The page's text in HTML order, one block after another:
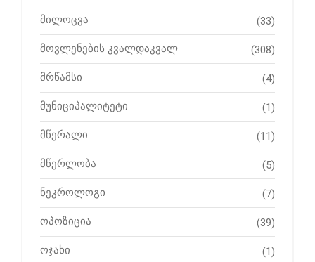
მილოცვა (33)
მოვლენების კვალდაკვალ (308)
მრწამსი (4)
მუნიციპალიტეტი (1)
მწერალი (11)
მწერლობა (5)
ნეკროლოგი (7)
ოპოზიცია (39)
ოჯახი (1)